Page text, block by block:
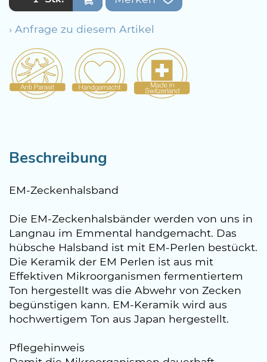
› Anfrage zu diesem Artikel
Beschreibung
EM-Zeckenhalsband
Die EM-Zeckenhalsbänder werden von uns in
Langnau im Emmental handgemacht. Das
hübsche Halsband ist mit EM-Perlen bestückt.
Die Keramik der EM Perlen ist aus mit
Effektiven Mikroorganismen fermentiertem
Ton hergestellt was die Abwehr von Zecken
begünstigen kann. EM-Keramik wird aus
hochwertigem Ton aus Japan hergestellt.
Pflegehinweis